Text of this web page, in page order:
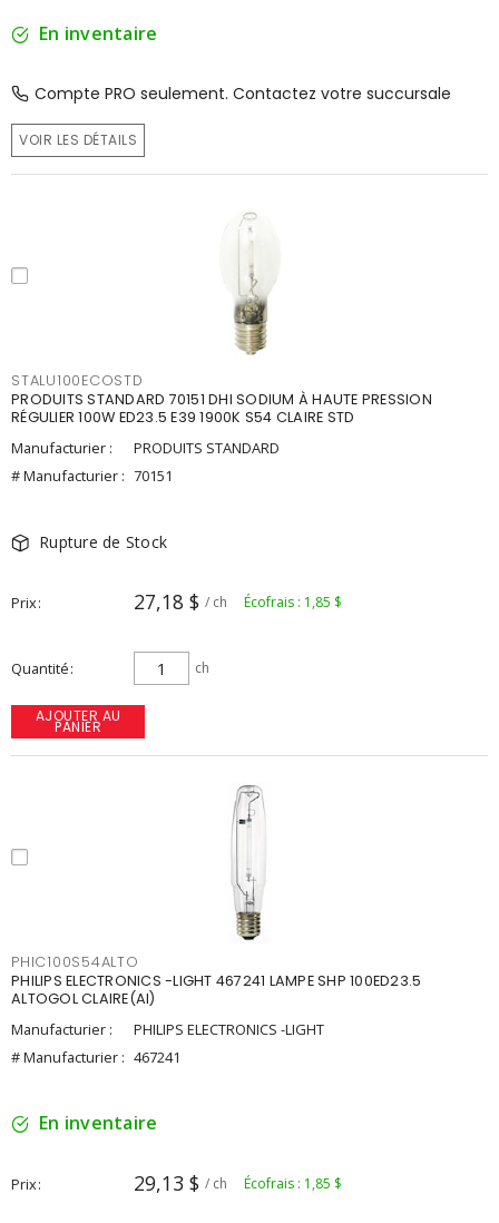
En inventaire
Compte PRO seulement. Contactez votre succursale
VOIR LES DÉTAILS
STALU100ECOSTD
PRODUITS STANDARD 70151 DHI SODIUM À HAUTE PRESSION
RÉGULIER 100W ED23.5 E39 1900K S54 CLAIRE STD
Manufacturier :
PRODUITS STANDARD
# Manufacturier : 70151
Rupture de Stock
Prix 27,18 $ / ch Écofrais : 1,85 $
Quantité ch
AJOUTER AU
PANIER
PHIC100S54ALTO
PHILIPS ELECTRONICS -LIGHT 467241 LAMPE SHP 100ED23.5
ALTOGOL CLAIRE(AI)
Manufacturier :
PHILIPS ELECTRONICS -LIGHT
# Manufacturier : 467241
En inventaire
Prix 29,13 $ / ch Écofrais : 1,85 $